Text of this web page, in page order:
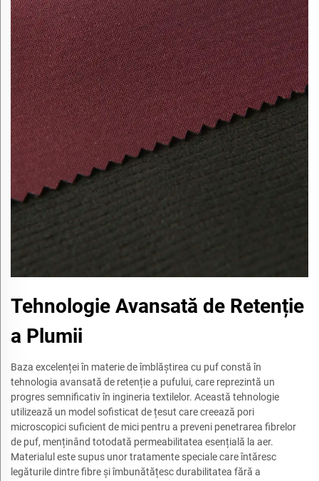
Tehnologie Avansată de Retenție
a Plumii
Baza excelenței în materie de îmblăștirea cu puf constă în
tehnologia avansată de retenție a pufului, care reprezintă un
progres semnificativ în ingineria textilelor. Această tehnologie
utilizează un model sofisticat de țesut care creează pori
microscopici suficient de mici pentru a preveni penetrarea fibrelor
de puf, menținând totodată permeabilitatea esențială la aer.
Materialul este supus unor tratamente speciale care întăresc
legăturile dintre fibre și îmbunătățesc durabilitatea fără a